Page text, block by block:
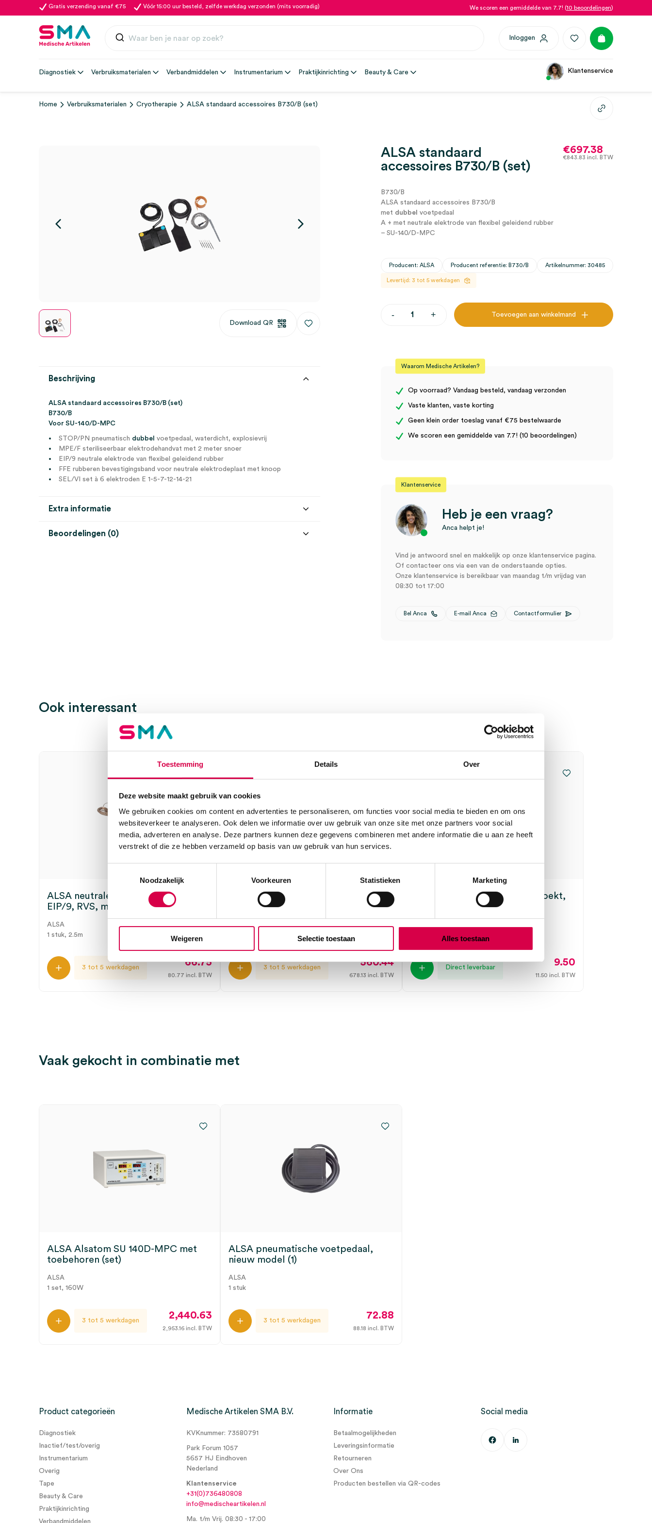
Toestemming Details Over
Deze website maakt gebruik van cookies
We gebruiken cookies om content en advertenties te personaliseren, om functies voor social media te bieden en om ons
websiteverkeer te analyseren. Ook delen we informatie over uw gebruik van onze site met onze partners voor social
media, adverteren en analyse. Deze partners kunnen deze gegevens combineren met andere informatie die u aan ze heeft
verstrekt of die ze hebben verzameld op basis van uw gebruik van hun services.
Noodzakelijk
Voorkeuren Statistieken Marketing
Weigeren Selectie toestaan Alles toestaan
Gratis verzending vanaf €75 Vóór 15:00 uur besteld, zelfde werkdag verzonden (mits voorradig) We scoren een gemiddelde van 7.7! (10 beoordelingen)
Inloggen
Diagnostiek Verbruiksmaterialen Verbandmiddelen Instrumentarium Praktijkinrichting Beauty & Care Klantenservice
Home Verbruiksmaterialen Cryotherapie ALSA standaard accessoires B730/B (set)
Download QR
ALSA standaard
accessoires B730/B (set)
€697.38
€843.83 incl. BTW
B730/B
ALSA standaard accessoires B730/B
met dubbel voetpedaal
A + met neutrale elektrode van flexibel geleidend rubber
– SU-140/D-MPC
Producent: ALSA Producent referentie: B730/B Artikelnummer: 30485
Levertijd: 3 tot 5 werkdagen
- + Toevoegen aan winkelmand
Beschrijving
ALSA standaard accessoires B730/B (set)
B730/B
Voor SU-140/D-MPC
STOP/PN pneumatisch dubbel voetpedaal, waterdicht, explosievrij
MPE/F steriliseerbaar elektrodehandvat met 2 meter snoer
EIP/9 neutrale elektrode van flexibel geleidend rubber
FFE rubberen bevestigingsband voor neutrale elektrodeplaat met knoop
SEL/VI set à 6 elektroden E 1-5-7-12-14-21
Extra informatie
Beoordelingen (0)
Waarom Medische Artikelen?
Op voorraad? Vandaag besteld, vandaag verzonden
Vaste klanten, vaste korting
Geen klein order toeslag vanaf €75 bestelwaarde
We scoren een gemiddelde van 7.7! (10 beoordelingen)
Klantenservice
Heb je een vraag?
Anca helpt je!
Vind je antwoord snel en makkelijk op onze klantenservice pagina.
Of contacteer ons via een van de onderstaande opties.
Onze klantenservice is bereikbaar van maandag t/m vrijdag van
08:30 tot 17:00
Bel Anca E-mail Anca Contactformulier
Ook interessant
ALSA neutrale elektrodeplaat,
EIP/9, RVS, met 2.5 meter snoer (1)
ALSA
1 stuk, 2.5m
3 tot 5 werkdagen 66.75
80.77 incl. BTW
ALSA standaard accessoires B730/A
ALSA
3 tot 5 werkdagen 560.44
678.13 incl. BTW
ALSA naaldelektrode, dik gehoekt,
2.4mm x 70mm (1)
Direct leverbaar 9.50
11.50 incl. BTW
Vaak gekocht in combinatie met
ALSA Alsatom SU 140D-MPC met
toebehoren (set)
ALSA
1 set, 160W
3 tot 5 werkdagen 2,440.63
2,953.16 incl. BTW
ALSA pneumatische voetpedaal,
nieuw model (1)
ALSA
1 stuk
3 tot 5 werkdagen 72.88
88.18 incl. BTW
Product categorieën
Diagnostiek
Inactief/test/overig
Instrumentarium
Overig
Tape
Beauty & Care
Praktijkinrichting
Verbandmiddelen
Medische Artikelen SMA B.V.
KVKnummer: 73580791
Park Forum 1057
5657 HJ Eindhoven
Nederland
Klantenservice
+31(0)736480808
info@medischeartikelen.nl
Ma. t/m Vrij. 08:30 - 17:00
Informatie
Betaalmogelijkheden
Leveringsinformatie
Retourneren
Over Ons
Producten bestellen via QR-codes
Social media